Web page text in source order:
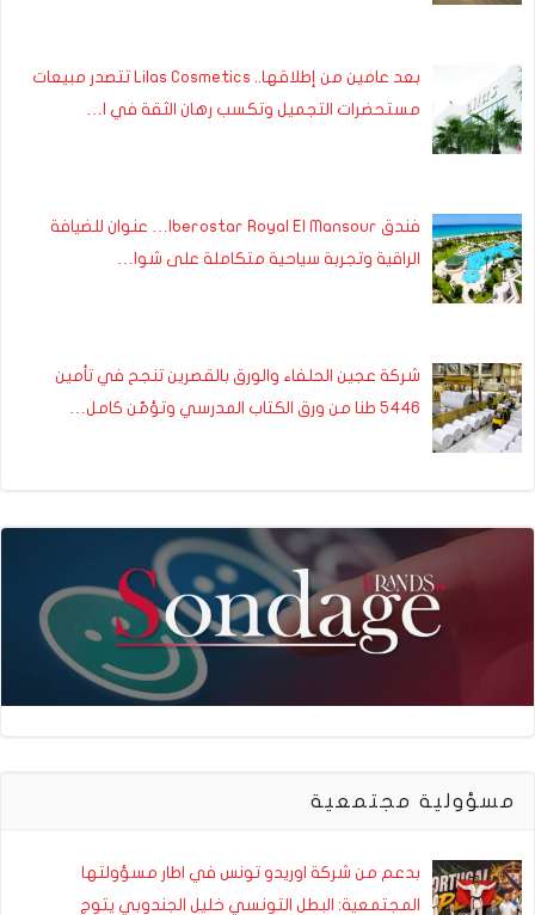
بعد عامين من إطلاقها.. Lilas Cosmetics تتصدر مبيعات
مستحضرات التجميل وتكسب رهان الثقة في ا…
فندق Iberostar Royal El Mansour… عنوان للضيافة
الراقية وتجربة سياحية متكاملة على شوا…
شركة عجين الحلفاء والورق بالقصرين تنجح في تأمين
5446 طنا من ورق الكتاب المدرسي وتؤمّن كامل…
مسؤولية مجتمعية
بدعم من شركة اوريدو تونس في اطار مسؤولتها
المجتمعية: البطل التونسي خليل الجندوبي يتوج